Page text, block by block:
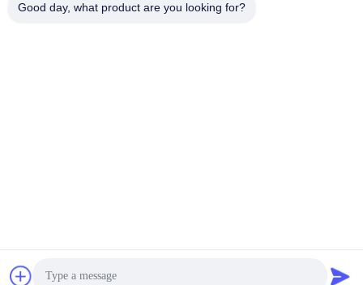
Cipta © 2023-2026 freezeddryer.com . Seluruh hak cipta.
Good day, what product are you looking for?